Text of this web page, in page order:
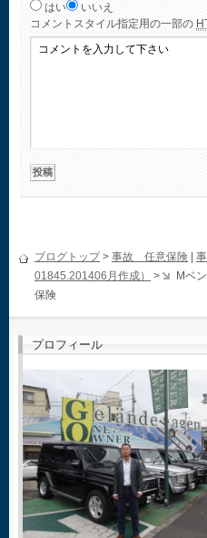
はい
いいえ
コメント スタイル指定用の一部の
ブログトップ> 事故 任意保険
01845.201406月作成）
>
Mベ
保険
プロフィール